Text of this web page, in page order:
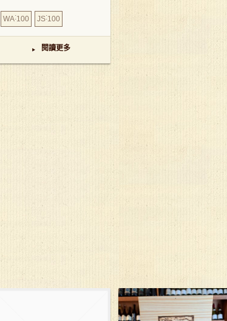
WA:100 JS:100
▸ 閱讀更多